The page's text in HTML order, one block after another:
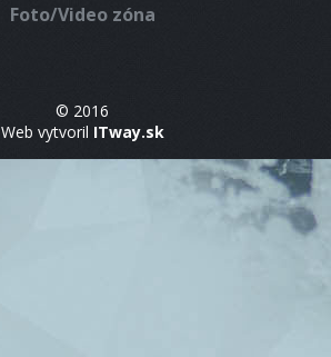
Foto/Video zóna
© 2016
Web vytvoril ITway.sk